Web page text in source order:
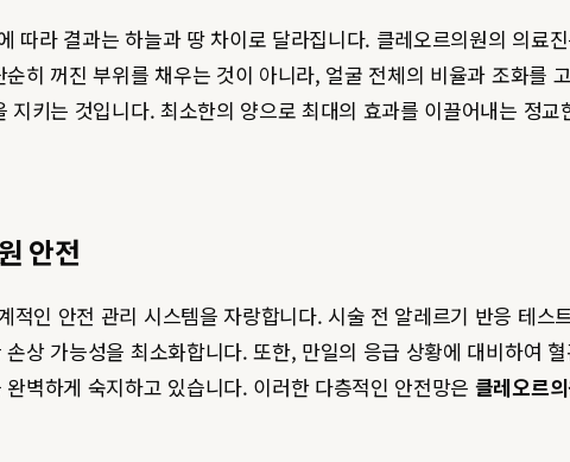
따라 결과는 하늘과 땅 차이로 달라집니다. 클레오르의원의 의료
히 꺼진 부위를 채우는 것이 아니라, 얼굴 전체의 비율과 조화를
키는 것입니다. 최소한의 양으로 최대의 효과를 이끌어내는 정
안전
인 안전 관리 시스템을 자랑합니다. 시술 전 알레르기 반응 테
상 가능성을 최소화합니다. 또한, 만일의 응급 상황에 대비하여
벽하게 숙지하고 있습니다. 이러한 다층적인 안전망은 클레오르